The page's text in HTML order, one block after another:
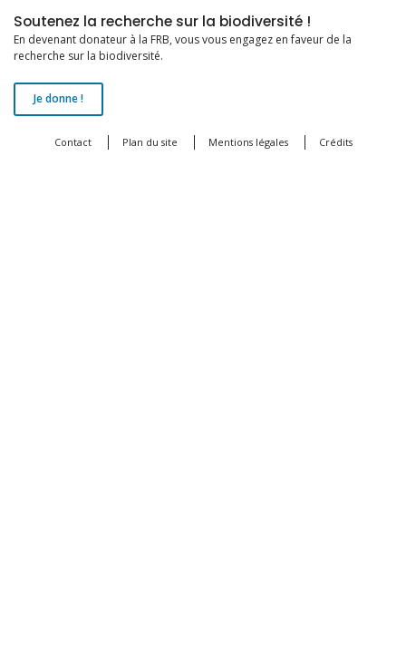
Soutenez la recherche sur la biodiversité !
En devenant donateur à la FRB, vous vous engagez en faveur de la
recherche sur la biodiversité.
Je donne !
Contact Plan du site Mentions légales Crédits